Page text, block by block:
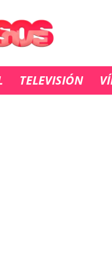
TELEVISIÓN